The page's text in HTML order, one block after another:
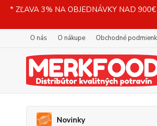
* ZĽAVA 3% NA OBJEDNÁVKY NAD
O nás O nákupe Obchodné
Novinky